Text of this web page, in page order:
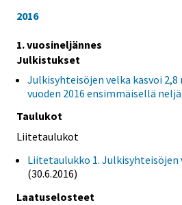
2016
1. vuosineljännes
Julkistukset
Julkisyhteisöjen velka kasvoi 2,8
vuoden 2016 ensimmäisellä
Taulukot
Liitetaulukot
Liitetaulukko 1. Julkisyhteisöjen
(30.6.2016)
Laatuselosteet